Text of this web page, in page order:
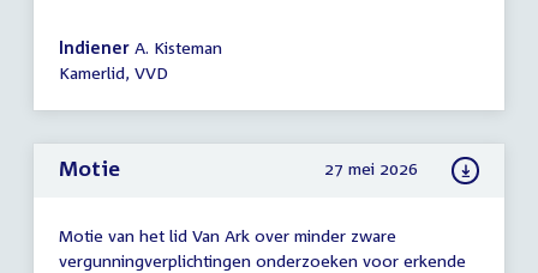
Indiener A. Kisteman
Kamerlid, VVD
Motie 27 mei 2026
Motie van het lid Van Ark over minder zware
vergunningverplichtingen onderzoeken voor erkende